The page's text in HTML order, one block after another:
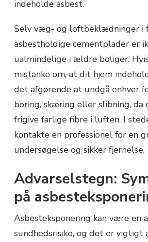
indeholde asbest.
Selv væg- og loftbeklædninger i
asbestholdige cementplader er
ualmindelige i ældre boliger.
mistanke om, at dit hjem
det afgørende at undgå enhver
boring, skæring eller slibning, da
frigive farlige fibre i luften. I
kontakte en professionel for en
undersøgelse og sikker fjernelse.
Advarselstegn:
på
Asbesteksponering kan være en
sundhedsrisiko, og det er vigtigt